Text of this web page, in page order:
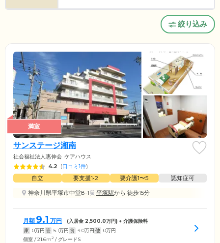
絞り込み
満室
サンステージ湘南
社会福祉法人惠伸会 ケアハウス
4.2 (口コミ1件)
自立 要支援1•2 要介護1〜5
認知症可
神奈川県平塚市中堂8-1
平塚駅から 徒歩15分
月額 9.1 万円 (入居金 2,500.0万円) + 介護保険料
家 0万円 管 5.1万円 食 4.0万円 他 0万円
個室 / 21.6m2 / グレードS